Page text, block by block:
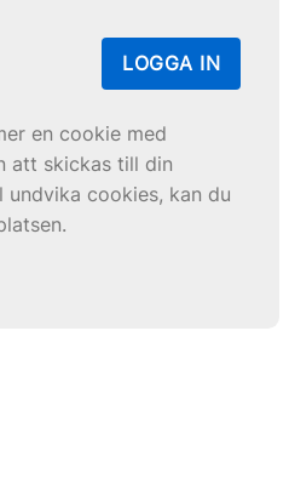
LOGGA IN
en cookie med
att skickas till din
undvika cookies, kan du